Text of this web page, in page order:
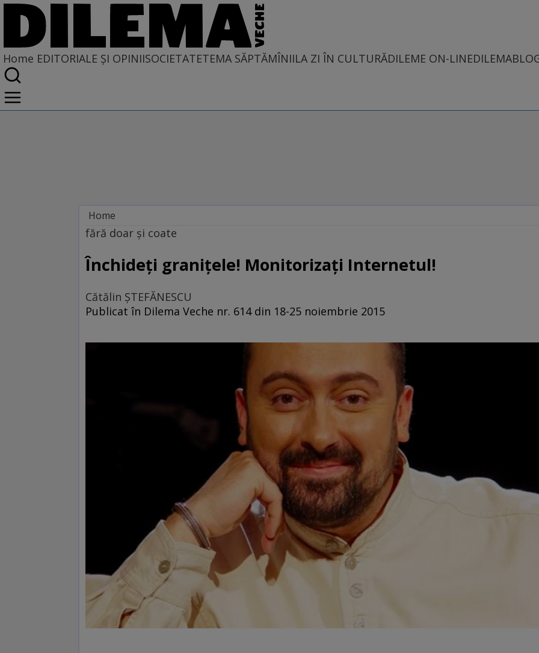
Home EDITORIALE ȘI OPINIISOCIETATETEMA SĂPTĂMÎNIILA ZI ÎN CULTURĂDILEME ON-LINE
Home
EDITORIALE ȘI OPINII
PE CE LUME TRĂIM
fără doar şi coate
Închideţi graniţele! Monitorizaţi Internetul!
Cătălin ŞTEFĂNESCU
Publicat în Dilema Veche nr. 614 din 18-25 noiembrie 2015